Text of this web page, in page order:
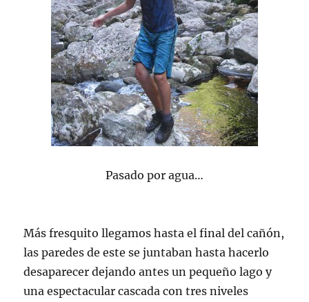
Pasado por agua…
Másfresquito llegamos hasta el final delcañón ,
las paredes de este se juntaban hasta hacerlo
desaparecer dejando antes un pequeño lago y
una espectacular cascada con tres niveles